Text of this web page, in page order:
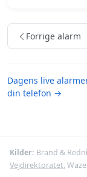
Forrige alarm
Dagens live
din telefon →
Kilder: Brand &
Vejdirektoratet, Waze